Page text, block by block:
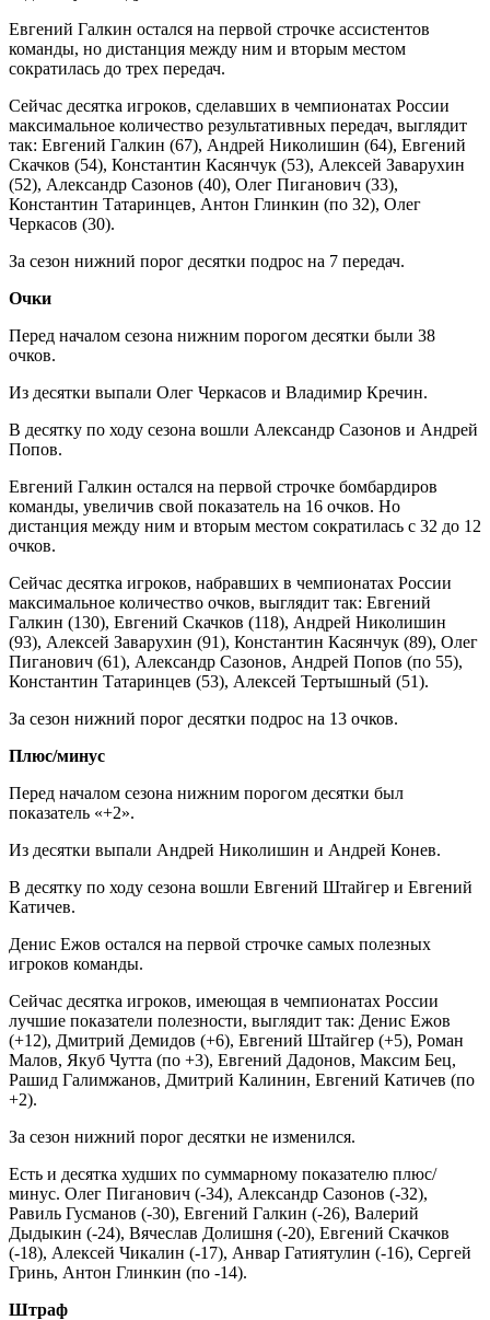
Евгений Галкин остался на первой строчке ассистентов
команды, но дистанция между ним и вторым местом
сократилась до трех передач.
Сейчас десятка игроков, сделавших в чемпионатах России
максимальное количество результативных передач, выглядит
так: Евгений Галкин (67), Андрей Николишин (64), Евгений
Скачков (54), Константин Касянчук (53), Алексей Заварухин
(52), Александр Сазонов (40), Олег Пиганович (33),
Константин Татаринцев, Антон Глинкин (по 32), Олег
Черкасов (30).
За сезон нижний порог десятки подрос на 7 передач.
Очки
Перед началом сезона нижним порогом десятки были 38
очков.
Из десятки выпали Олег Черкасов и Владимир Кречин.
В десятку по ходу сезона вошли Александр Сазонов и Андрей
Попов.
Евгений Галкин остался на первой строчке бомбардиров
команды, увеличив свой показатель на 16 очков. Но
дистанция между ним и вторым местом сократилась с 32 до 12
очков.
Сейчас десятка игроков, набравших в чемпионатах России
максимальное количество очков, выглядит так: Евгений
Галкин (130), Евгений Скачков (118), Андрей Николишин
(93), Алексей Заварухин (91), Константин Касянчук (89), Олег
Пиганович (61), Александр Сазонов, Андрей Попов (по 55),
Константин Татаринцев (53), Алексей Тертышный (51).
За сезон нижний порог десятки подрос на 13 очков.
Плюс/минус
Перед началом сезона нижним порогом десятки был
показатель «+2».
Из десятки выпали Андрей Николишин и Андрей Конев.
В десятку по ходу сезона вошли Евгений Штайгер и Евгений
Катичев.
Денис Ежов остался на первой строчке самых полезных
игроков команды.
Сейчас десятка игроков, имеющая в чемпионатах России
лучшие показатели полезности, выглядит так: Денис Ежов
(+12), Дмитрий Демидов (+6), Евгений Штайгер (+5), Роман
Малов, Якуб Чутта (по +3), Евгений Дадонов, Максим Бец,
Рашид Галимжанов, Дмитрий Калинин, Евгений Катичев (по
+2).
За сезон нижний порог десятки не изменился.
Есть и десятка худших по суммарному показателю плюс/
минус. Олег Пиганович (-34), Александр Сазонов (-32),
Равиль Гусманов (-30), Евгений Галкин (-26), Валерий
Дыдыкин (-24), Вячеслав Долишня (-20), Евгений Скачков
(-18), Алексей Чикалин (-17), Анвар Гатиятулин (-16), Сергей
Гринь, Антон Глинкин (по -14).
Штраф